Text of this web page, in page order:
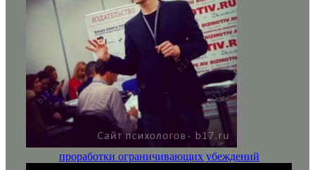
проработки ограничивающих убеждений